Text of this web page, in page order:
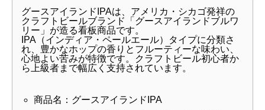
グースアイランドIPAは、アメリカ・シカゴ発祥の
クラフトビールブランド「グースアイランドブルワ
リー」が造る看板商品です。
IPA（インディア・ペールエール）タイプに分類さ
れ、豊かなホップの香りとフルーティーな味わい、
心地よい苦みが特徴です。クラフトビール初心者か
ら上級者まで幅広く支持されています。
商品名：グースアイランドIPA